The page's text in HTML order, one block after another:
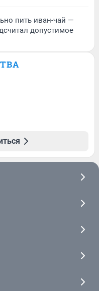
пить иван-чай —
допустимое